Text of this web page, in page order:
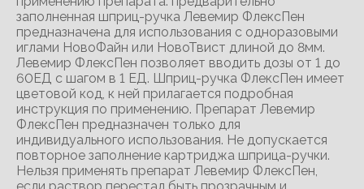
заполненная шприц-ручка Левемир ФлексПен
предназначена для использования с одноразовыми
иглами НовоФайн или НовоТвист длиной до 8мм.
Левемир ФлексПен позволяет вводить дозы от 1 до
60ЕД с шагом в 1 ЕД. Шприц-ручка ФлексПен имеет
цветовой код, к ней прилагается подробная
инструкция по применению. Препарат Левемир
ФлексПен предназначен только для
индивидуального использования. Не допускается
повторное заполнение картриджа шприца-ручки.
Нельзя применять препарат Левемир ФлексПен,